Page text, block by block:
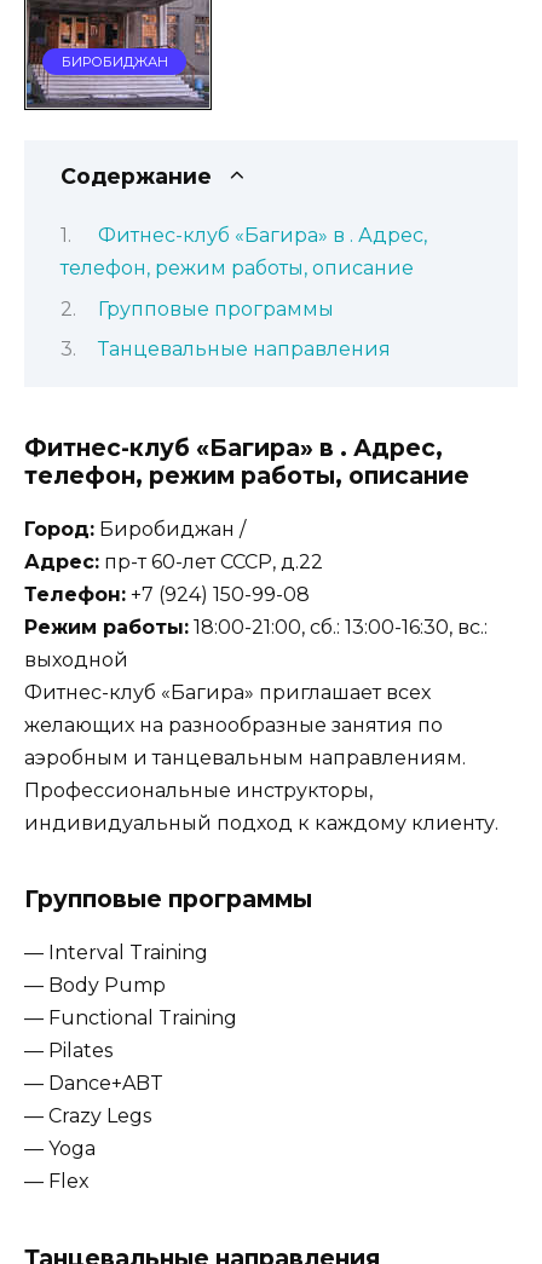
БИРОБИДЖАН
Содержание
Фитнес-клуб «Багира» в . Адрес,
телефон, режим работы, описание
Групповые программы
Танцевальные направления
Фитнес-клуб «Багира» в . Адрес,
телефон, режим работы, описание
Город: Биробиджан /
Адрес: пр-т 60-лет СССР, д.22
Телефон: +7 (924) 150-99-08
Режим работы: 18:00-21:00, сб.: 13:00-16:30, вс.:
выходной
Фитнес-клуб «Багира» приглашает всех
желающих на разнообразные занятия по
аэробным и танцевальным направлениям.
Профессиональные инструкторы,
индивидуальный подход к каждому клиенту.
Групповые программы
— Interval Training
— Body Pump
— Functional Training
— Pilates
— Dance+ABT
— Crazy Legs
— Yoga
— Flex
Танцевальные направления